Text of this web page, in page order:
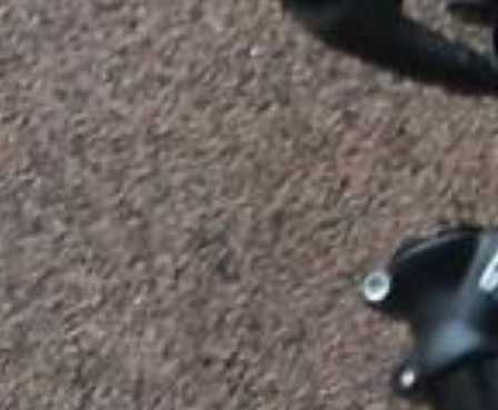
Aktuelles
BarkWorld
Shop